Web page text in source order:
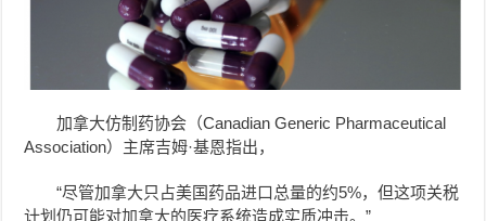
加拿大仿制药协会（Canadian Generic Pharmaceutical
Association）主席吉姆·基恩指出，
“尽管加拿大只占美国药品进口总量的约5%，但这项关税
计划仍可能对加拿大的医疗系统造成实质冲击。”